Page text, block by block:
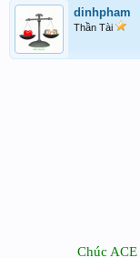
dinhpham
Thần Tài
Chúc